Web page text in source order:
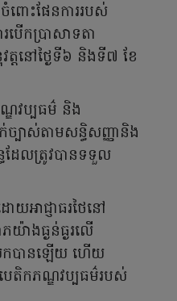
ពោះផែនការរបស់
ើកប្រាសាទតា
នៅថ្ងៃទី៦ និងទី៧ ខែ
ឌវប្បធម៌ និង
ច្បាស់តាមសន្ធិសញ្ញានិង
ដែលត្រូវបានទទួល
យអាជ្ញាធរថៃនៅ
ាងធ្ងន់ធ្ងរលើ
កបានឡើយ ហើយ
េតិកភណ្ឌវប្បធម៌របស់